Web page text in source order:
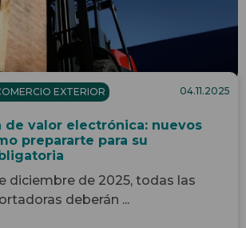
EXTERIOR 04.11.2025
de valor electrónica: nuevos
prepararte para su
diciembre de 2025, todas las
deberán ...